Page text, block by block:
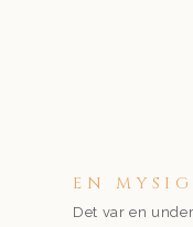
EN
Det var en